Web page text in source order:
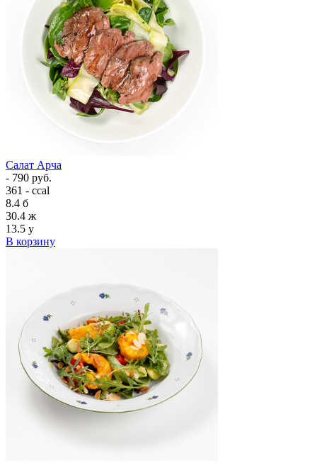
Салат Арча
- 790 руб.
361 - ccal
8.4 б
30.4 ж
13.5 у
В корзину